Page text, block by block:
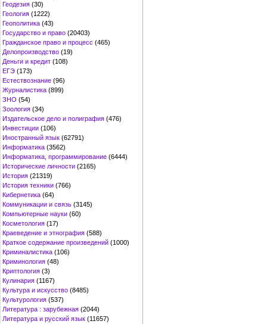
Геодезия (30)
Геология (1222)
Геополитика (43)
Государство и право (20403)
Гражданское право и процесс (465)
Делопроизводство (19)
Деньги и кредит (108)
ЕГЭ (173)
Естествознание (96)
Журналистика (899)
ЗНО (54)
Зоология (34)
Издательское дело и полиграфия (476)
Инвестиции (106)
Иностранный язык (62791)
Информатика (3562)
Информатика, программирование (6444)
Исторические личности (2165)
История (21319)
История техники (766)
Кибернетика (64)
Коммуникации и связь (3145)
Компьютерные науки (60)
Косметология (17)
Краеведение и этнография (588)
Краткое содержание произведений (1000)
Криминалистика (106)
Криминология (48)
Криптология (3)
Кулинария (1167)
Культура и искусство (8485)
Культурология (537)
Литература : зарубежная (2044)
Литература и русский язык (11657)